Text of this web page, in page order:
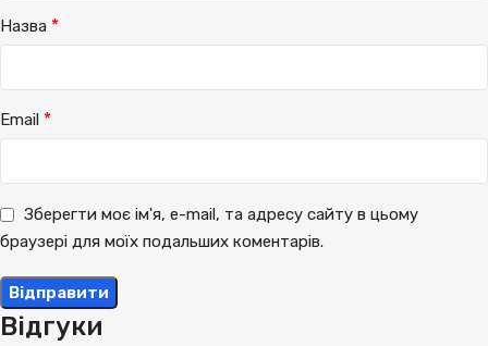
Відгуки
Назва *
Email *
Зберегти моє ім'я, e-mail, та адресу сайту в цьому
браузері для моїх подальших коментарів.